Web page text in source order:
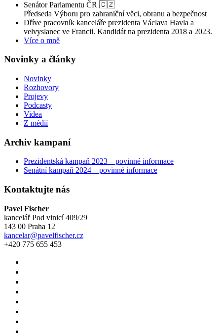
Senátor Parlamentu ČR 🇨🇿
Předseda Výboru pro zahraniční věci, obranu a bezpečnost
Dříve pracovník kanceláře prezidenta Václava Havla a
velvyslanec ve Francii. Kandidát na prezidenta 2018 a 2023.
Více o mně
Novinky a články
Novinky
Rozhovory
Projevy
Podcasty
Videa
Z médií
Archiv kampaní
Prezidentská kampaň 2023 – povinné informace
Senátní kampaň 2024 – povinné informace
Kontaktujte nás
Pavel Fischer
kancelář Pod vinicí 409/29
143 00 Praha 12
kancelar@pavelfischer.cz
+420 775 655 453